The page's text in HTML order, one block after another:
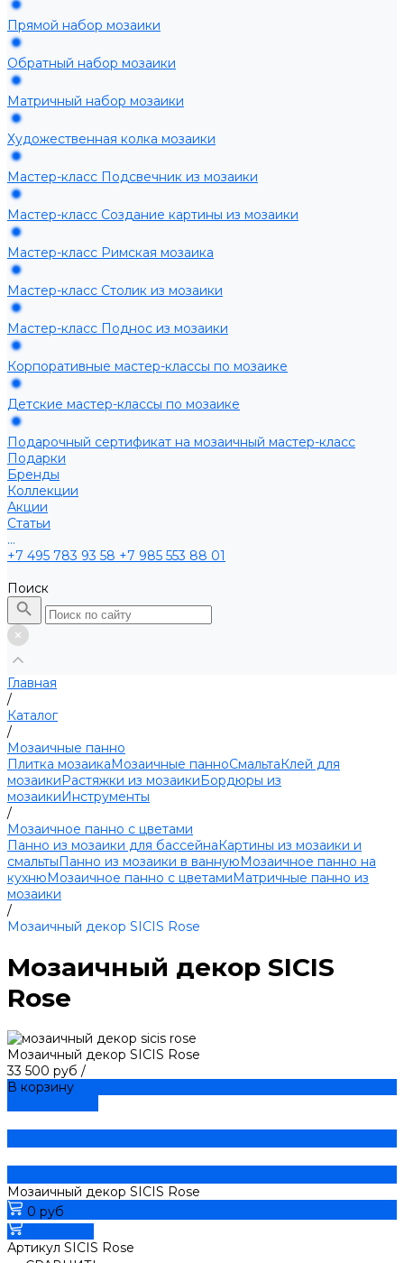
Прямой набор мозаики
Обратный набор мозаики
Матричный набор мозаики
Художественная колка мозаики
Мастер-класс Подсвечник из мозаики
Мастер-класс Создание картины из мозаики
Мастер-класс Римская мозаика
Мастер-класс Столик из мозаики
Мастер-класс Поднос из мозаики
Корпоративные мастер-классы по мозаике
Детские мастер-классы по мозаике
Подарочный сертификат на мозаичный мастер-класс
Подарки
Бренды
Коллекции
Акции
Статьи
...
+7 495 783 93 58 +7 985 553 88 01
Поиск
Главная
/
Каталог
/
Мозаичные панно
Плитка мозаикаМозаичные панноСмальтаКлей для
мозаикиРастяжки из мозаикиБордюры из
мозаикиИнструменты
/
Мозаичное панно с цветами
Панно из мозаики для бассейнаКартины из мозаики и
смальтыПанно из мозаики в ваннуюМозаичное панно на
кухнюМозаичное панно с цветамиМатричные панно из
мозаики
/
Мозаичный декор SICIS Rose
Мозаичный декор SICIS
Rose
Мозаичный декор SICIS Rose
33 500 руб /
В корзину
Мозаичный декор SICIS Rose
0 руб
Артикул SICIS Rose